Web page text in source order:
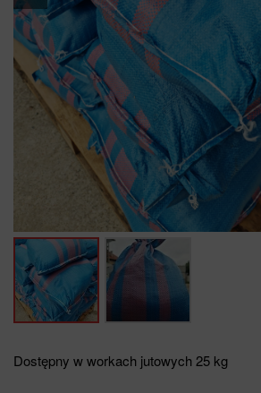
Dostępny w workach jutowych 25 kg